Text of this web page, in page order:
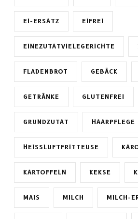
EI-ERSATZ EIFREI
EINEZUTATVIELEGERICHTE
FLADENBROT GEBÄCK
GETRÄNKE GLUTENFREI
GRUNDZUTAT HAARPFLEGE
HEISSLUFTFRITTEUSE
KARTOFFELN KEKSE
MAIS MILCH MILCH-